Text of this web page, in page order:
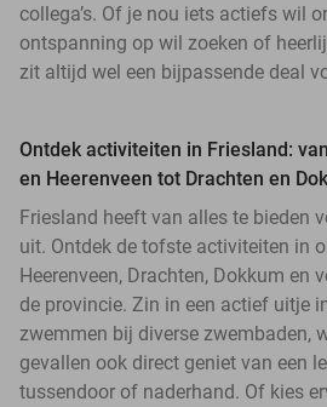
collega’s. Of je nou iets actiefs wil
ontspanning op wil zoeken of
zit altijd wel een bijpassende deal
Ontdek activiteiten in Friesland:
en Heerenveen tot Drachten en
Friesland heeft van alles te bieden
uit. Ontdek de tofste activiteiten in
Heerenveen, Drachten, Dokkum en
de provincie. Zin in een actief uitje
zwemmen bij diverse zwembaden,
gevallen ook direct geniet van een
tussendoor of naderhand. Of kies